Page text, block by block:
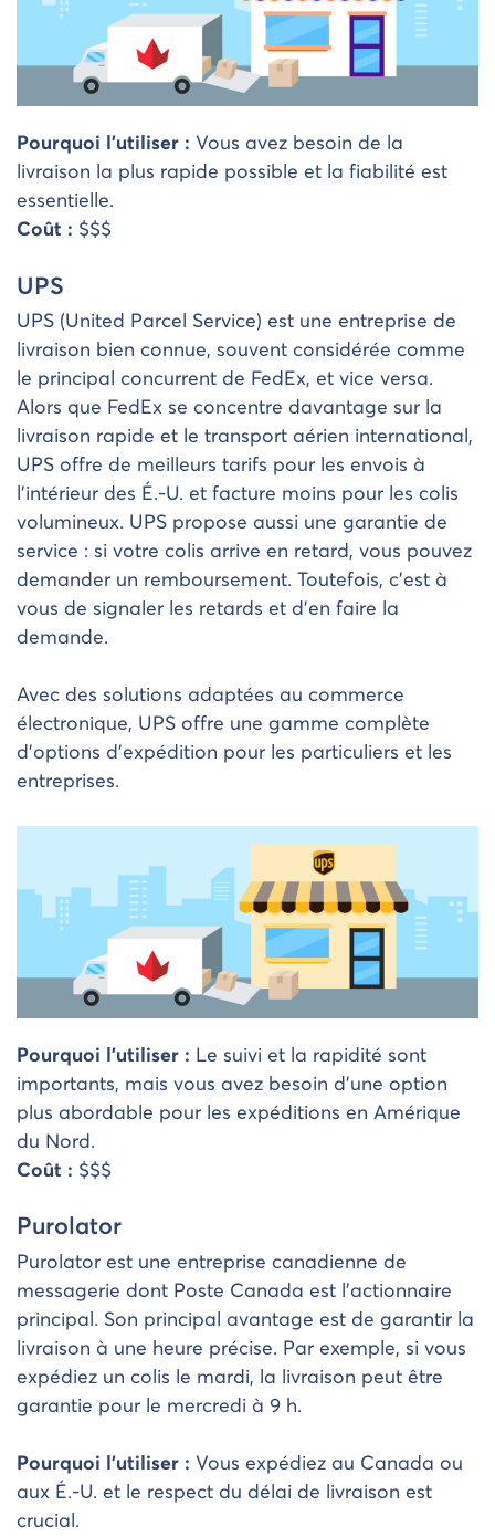
Pourquoi l’utiliser : Vous avez besoin de la
livraison la plus rapide possible et la fiabilité est
essentielle.
Coût : $$$
UPS
UPS (United Parcel Service) est une entreprise de
livraison bien connue, souvent considérée comme
le principal concurrent de FedEx, et vice versa.
Alors que FedEx se concentre davantage sur la
livraison rapide et le transport aérien international,
UPS offre de meilleurs tarifs pour les envois à
l’intérieur des É.-U. et facture moins pour les colis
volumineux. UPS propose aussi une garantie de
service : si votre colis arrive en retard, vous pouvez
demander un remboursement. Toutefois, c’est à
vous de signaler les retards et d’en faire la
demande.
Avec des solutions adaptées au commerce
électronique, UPS offre une gamme complète
d’options d’expédition pour les particuliers et les
entreprises.
Pourquoi l’utiliser : Le suivi et la rapidité sont
importants, mais vous avez besoin d’une option
plus abordable pour les expéditions en Amérique
du Nord.
Coût : $$$
Purolator
Purolator est une entreprise canadienne de
messagerie dont Poste Canada est l’actionnaire
principal. Son principal avantage est de garantir la
livraison à une heure précise. Par exemple, si vous
expédiez un colis le mardi, la livraison peut être
garantie pour le mercredi à 9 h.
Pourquoi l’utiliser : Vous expédiez au Canada ou
aux É.-U. et le respect du délai de livraison est
crucial.